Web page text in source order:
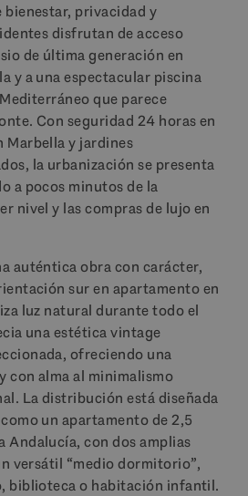
privacidad y
disfrutan de acceso
de última generación en
y a una espectacular piscina
que parece
Con seguridad 24 horas en
Marbella y jardines
la urbanización se presenta
a pocos minutos de la
nivel y las compras de lujo en
auténtica obra con carácter,
sur en apartamento en
luz natural durante todo el
una estética vintage
ofreciendo una
con alma al minimalismo
La distribución está diseñada
un apartamento de 2,5
Andalucía, con dos amplias
versátil “medio dormitorio”,
biblioteca o habitación infantil.